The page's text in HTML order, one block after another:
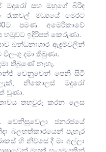
මදුරෝ සහ ඔහුගේ බිරිඳ
මධ්‍යයේ මෙරට
පමණ අමෙරිකාවේ
ඉදිරිපත් කෙරුණා.
බන්ධනාගාර ඇඳුම්වලින්
දමා තිබුණා.
තිබුණේ නැහැ.
වෙනුවෙන් පෙනී සිටි
නිකොලස් මදුරෝ
වුණා.
තහවුරු කරන ලෙස
වෙනිසුවෙලා ජනරජයේ
බලහත්කාරයෙන් පැහැර
හි නිවසේ දී මා අල්ලා
මහත් සංයමයකින්